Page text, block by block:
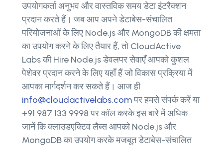
उपयोगकर्ता अनुभव और वास्तविक समय डेटा इंटरैक्शन
प्रदान करते हैं। जब आप अपने डेटाबेस-संचालित
परियोजनाओं के लिए Node.js और MongoDB की क्षमता
का उपयोग करने के लिए तैयार हैं, तो CloudActive
Labs की Hire Node.js डेवलपर सेवाएँ आपको कुशल
पेशेवर प्रदान करने के लिए यहाँ हैं जो विकास प्रक्रिया में
आपका मार्गदर्शन कर सकते हैं। आज ही
info@cloudactivelabs.comपर हमसे संपर्क करें या
+91 987 133 9998 पर कॉल करके इस बारे में अधिक
जानें कि क्लाउडएक्टिव लैब्स आपको Node.js और
MongoDB का उपयोग करके मजबूत डेटाबेस-संचालित